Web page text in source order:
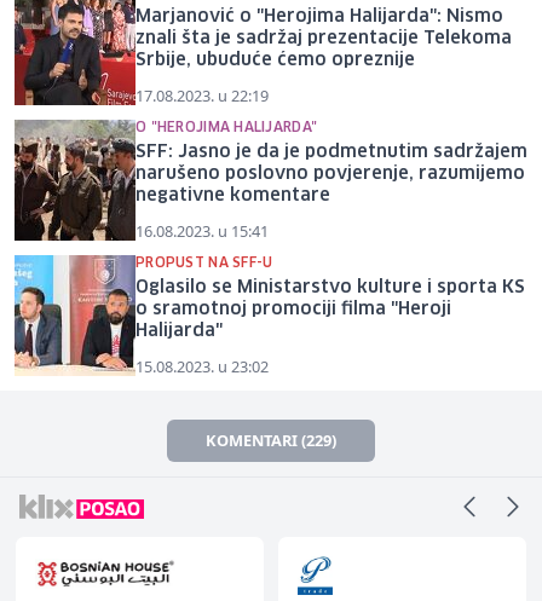
Marjanović o "Herojima Halijarda": Nismo
znali šta je sadržaj prezentacije Telekoma
Srbije, ubuduće ćemo opreznije
17.08.2023. u 22:19
O "HEROJIMA HALIJARDA"
SFF: Jasno je da je podmetnutim sadržajem
narušeno poslovno povjerenje, razumijemo
negativne komentare
16.08.2023. u 15:41
PROPUST NA SFF-U
Oglasilo se Ministarstvo kulture i sporta KS
o sramotnoj promociji filma "Heroji
Halijarda"
15.08.2023. u 23:02
KOMENTARI (229)